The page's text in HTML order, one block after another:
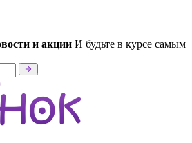
и акции И будьте в курсе самым